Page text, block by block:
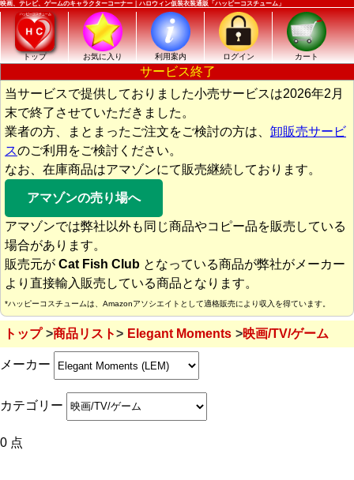
映画、テレビ、ゲームのキャラクターコーナー｜ハロウィン仮装衣装通販「ハッピーコスチューム」
トップ お気に入り 利用案内 ログイン カート
サービス終了
当サービスで提供しておりました小売サービスは2026年2月
末で終了させていただきました。
業者の方、まとまったご注文をご検討の方は、 卸販売サービ
スのご利用をご検討ください。
なお、在庫商品はアマゾンにて販売継続しております。
アマゾンの売り場へ
アマゾンでは弊社以外も同じ商品やコピー品を販売している
場合があります。
販売元が Cat Fish Club となっている商品が弊社がメーカー
より直接輸入販売している商品となります。
*ハッピーコスチュームは、Amazonアソシエイトとして適格販売により収入を得ています。
トップ 商品リスト Elegant Moments 映画/TV/ゲーム
メーカー
カテゴリー
0 点